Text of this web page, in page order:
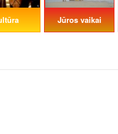
Jūros vaikai